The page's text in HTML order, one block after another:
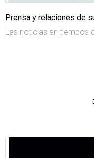
Prensa y relaciones de
Las noticias en tiempos